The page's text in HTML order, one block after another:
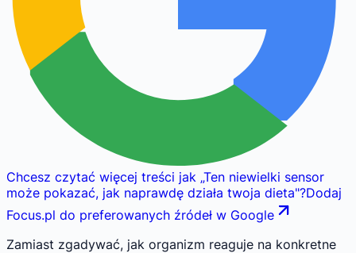
Chcesz czytać więcej treści jak „Ten niewielki sensor
może pokazać, jak naprawdę działa twoja dieta"?Dodaj
Focus.pl do preferowanych źródeł w Google
Zamiast zgadywać, jak organizm reaguje na konkretne